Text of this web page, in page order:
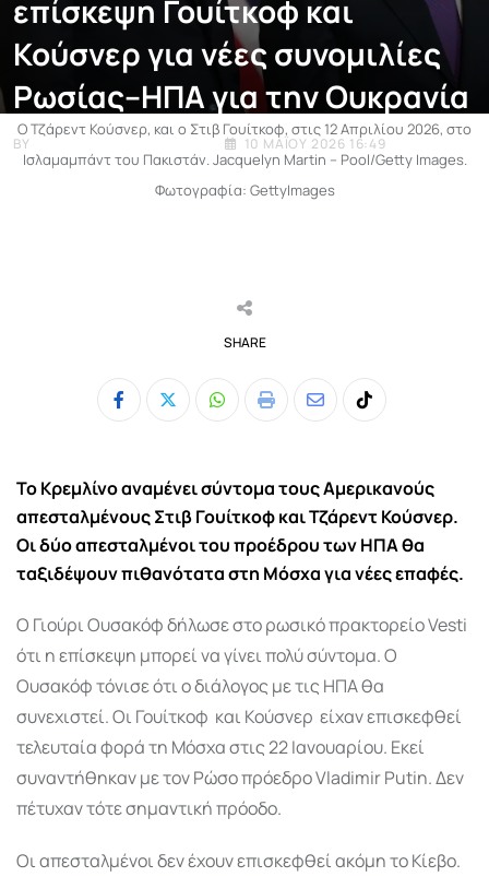
επίσκεψη Γουίτκοφ και
Κούσνερ για νέες συνομιλίες
Ρωσίας–ΗΠΑ για την Ουκρανία
BY ΧΡΉΣΤΟΣ ΜΟΥΡΤΖΟΎΚΟΣ 10 ΜΑΪ́ΟΥ 2026 16:49
Ο Τζάρεντ Κούσνερ, και ο Στιβ Γουίτκοφ, στις 12 Απριλίου 2026, στο
Ισλαμαμπάντ του Πακιστάν. Jacquelyn Martin – Pool/Getty Images.
Φωτογραφία: GettyImages
SHARE
Whatsapp
Print
ShareTiktok
ΤοΚρεμλίνοαναμένει σύντομα τους Αμερικανούς
απεσταλμένους Στιβ Γουίτκοφ και Τζάρεντ Κούσνερ.
Οι δύο απεσταλμένοι του προέδρου των ΗΠΑ θα
ταξιδέψουν πιθανότατα στη Μόσχα για νέες επαφές.
Ο Γιούρι Ουσακόφ δήλωσε στο ρωσικό πρακτορείο Vesti
ότι η επίσκεψη μπορεί να γίνει πολύ σύντομα. Ο
Ουσακόφ τόνισε ότι ο διάλογος με τις ΗΠΑ θα
συνεχιστεί. Οι Γουίτκοφ και Κούσνερ είχαν επισκεφθεί
τελευταία φορά τη Μόσχα στις 22 Ιανουαρίου. Εκεί
συναντήθηκαν με τον Ρώσο πρόεδροVladimir Putin. Δεν
πέτυχαν τότε σημαντική πρόοδο.
Οι απεσταλμένοι δεν έχουν επισκεφθεί ακόμη το Κίεβο.